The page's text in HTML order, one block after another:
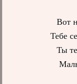
Вот
Тебе
Ты